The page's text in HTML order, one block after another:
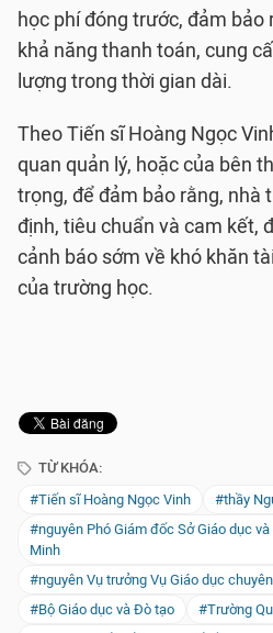
học phí đóng trước, đảm
khả năng thanh toán, cung
lượng trong thời gian dài.
Theo Tiến sĩ Hoàng Ngọc
quan quản lý, hoặc của bên
trọng, để đảm bảo rằng, nhà
định, tiêu chuẩn và cam kết,
cảnh báo sớm về khó khăn
của trường học.
TỪ KHÓA:
#Tiến sĩ Hoàng Ngọc Vinh
#thầy
#nguyên Phó Giám đốc Sở Giáo dục
Minh
#nguyên Vụ trưởng Vụ Giáo dục
#Bộ Giáo dục và Đò tạo
#Trường